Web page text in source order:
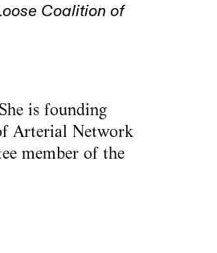
Coalition of
is founding
Arterial Network
member of the